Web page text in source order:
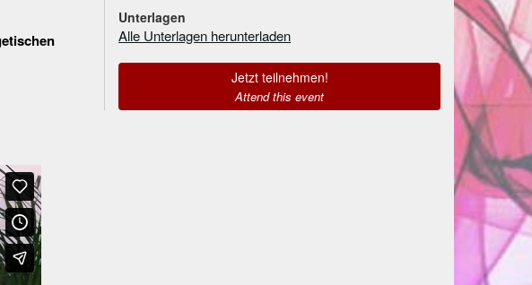
Unterlagen
Alle Unterlagen herunterladen
Jetzt teilnehmen!
Attend this event